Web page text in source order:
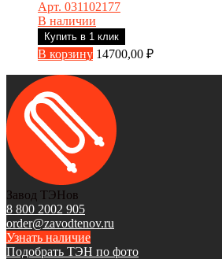
Арт. 031102177
В наличии
Купить в 1 клик
В корзину 14700,00 ₽
Завод ТЭНов
8 800 2002 905
order@zavodtenov.ru
Узнать наличие
Подобрать ТЭН по фото